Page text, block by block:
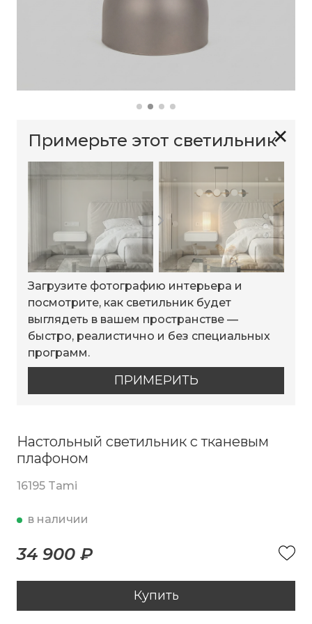
✕
Примерьте этот светильник
Загрузите фотографию интерьера и
посмотрите, как светильник будет
выглядеть в вашем пространстве —
быстро, реалистично и без специальных
программ.
ПРИМЕРИТЬ
Настольный светильник с тканевым
плафоном
16195 Tami
в наличии
34 900 ₽
Купить